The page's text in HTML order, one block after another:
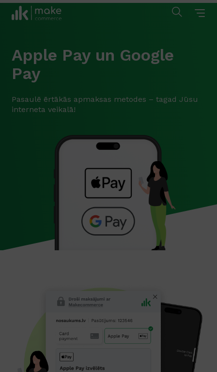
Apple Pay un Google
Pay
Pasaulē ērtākās apmaksas metodes – tagad Jūsu
interneta veikalā!